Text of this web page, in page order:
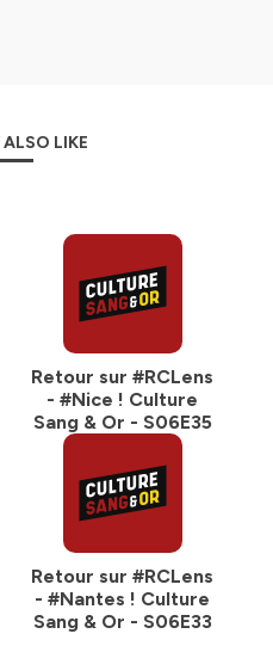
LIKE
Retour sur #RCLens
- #Nice ! Culture
Sang & Or - S06E35
Retour sur #RCLens
- #Nantes ! Culture
Sang & Or - S06E33